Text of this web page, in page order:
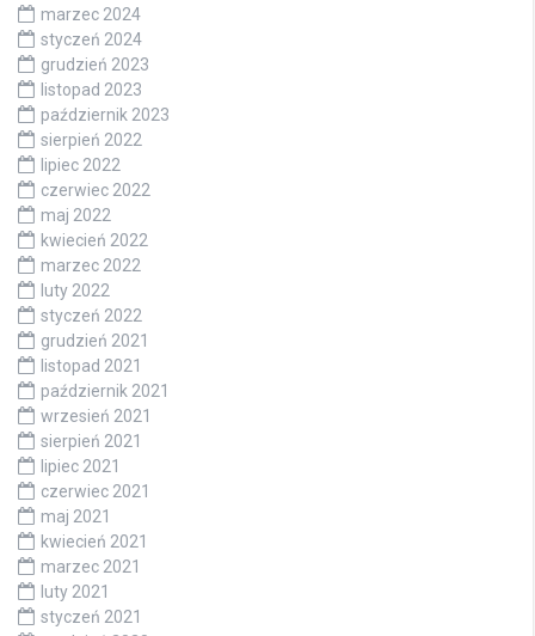
marzec 2024
styczeń 2024
grudzień 2023
listopad 2023
październik 2023
sierpień 2022
lipiec 2022
czerwiec 2022
maj 2022
kwiecień 2022
marzec 2022
luty 2022
styczeń 2022
grudzień 2021
listopad 2021
październik 2021
wrzesień 2021
sierpień 2021
lipiec 2021
czerwiec 2021
maj 2021
kwiecień 2021
marzec 2021
luty 2021
styczeń 2021